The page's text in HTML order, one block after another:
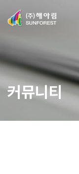
커뮤니티